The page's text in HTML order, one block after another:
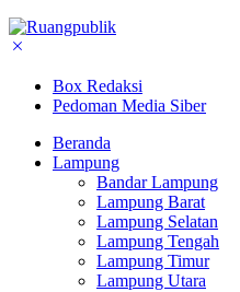
Box Redaksi
Pedoman Media Siber
Beranda
Lampung
Bandar Lampung
Lampung Barat
Lampung Selatan
Lampung Tengah
Lampung Timur
Lampung Utara